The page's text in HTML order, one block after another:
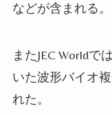
などが含まれる。
またJEC Worldで
いた波形バイオ
れた。